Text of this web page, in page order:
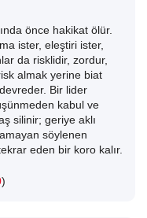
önce hakikat ölür.
ister, eleştiri ister,
da risklidir, zordur,
almak yerine biat
Bir lider
kabul ve
silinir; geriye aklı
söylenen
eden bir koro kalır.
)